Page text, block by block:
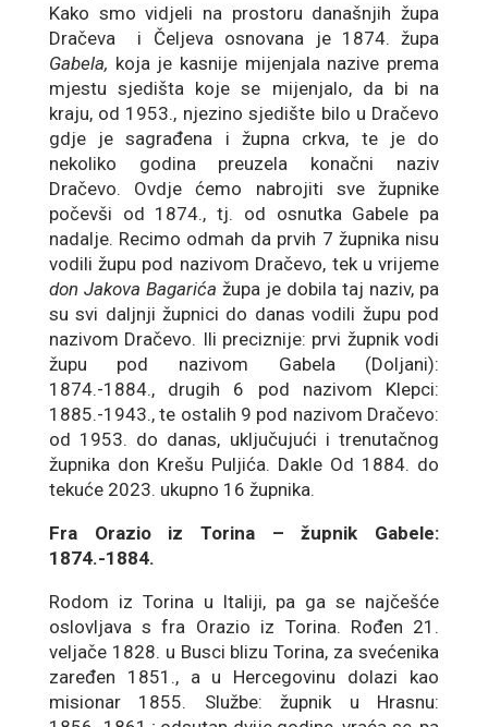
Kako smo vidjeli na prostoru današnjih župa
Dračeva i Čeljeva osnovana je 1874. župa
Gabela, koja je kasnije mijenjala nazive prema
mjestu sjedišta koje se mijenjalo, da bi na
kraju, od 1953., njezino sjedište bilo u Dračevo
gdje je sagrađena i župna crkva, te je do
nekoliko godina preuzela konačni naziv
Dračevo. Ovdje ćemo nabrojiti sve župnike
počevši od 1874., tj. od osnutka Gabele pa
nadalje. Recimo odmah da prvih 7 župnika nisu
vodili župu pod nazivom Dračevo, tek u vrijeme
don Jakova Bagarića župa je dobila taj naziv, pa
su svi daljnji župnici do danas vodili župu pod
nazivom Dračevo. Ili preciznije: prvi župnik vodi
župu pod nazivom Gabela (Doljani):
1874.-1884., drugih 6 pod nazivom Klepci:
1885.-1943., te ostalih 9 pod nazivom Dračevo:
od 1953. do danas, uključujući i trenutačnog
župnika don Krešu Puljića. Dakle Od 1884. do
tekuće 2023. ukupno 16 župnika.
Fra Orazio iz Torina – župnik Gabele:
1874.-1884.
Rodom iz Torina u Italiji, pa ga se najčešće
oslovljava s fra Orazio iz Torina. Rođen 21.
veljače 1828. u Busci blizu Torina, za svećenika
zaređen 1851., a u Hercegovinu dolazi kao
misionar 1855. Službe: župnik u Hrasnu: